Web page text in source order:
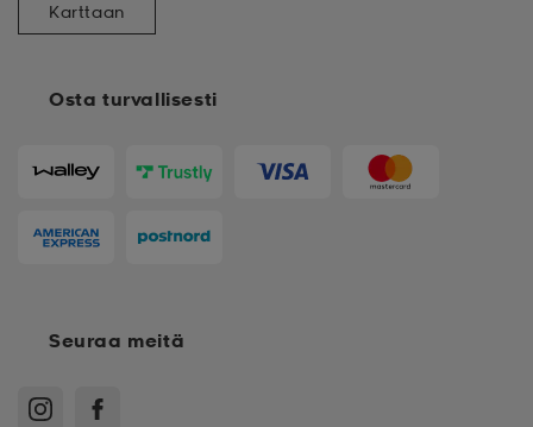
Osta turvallisesti
Karttaan
Seuraa meitä